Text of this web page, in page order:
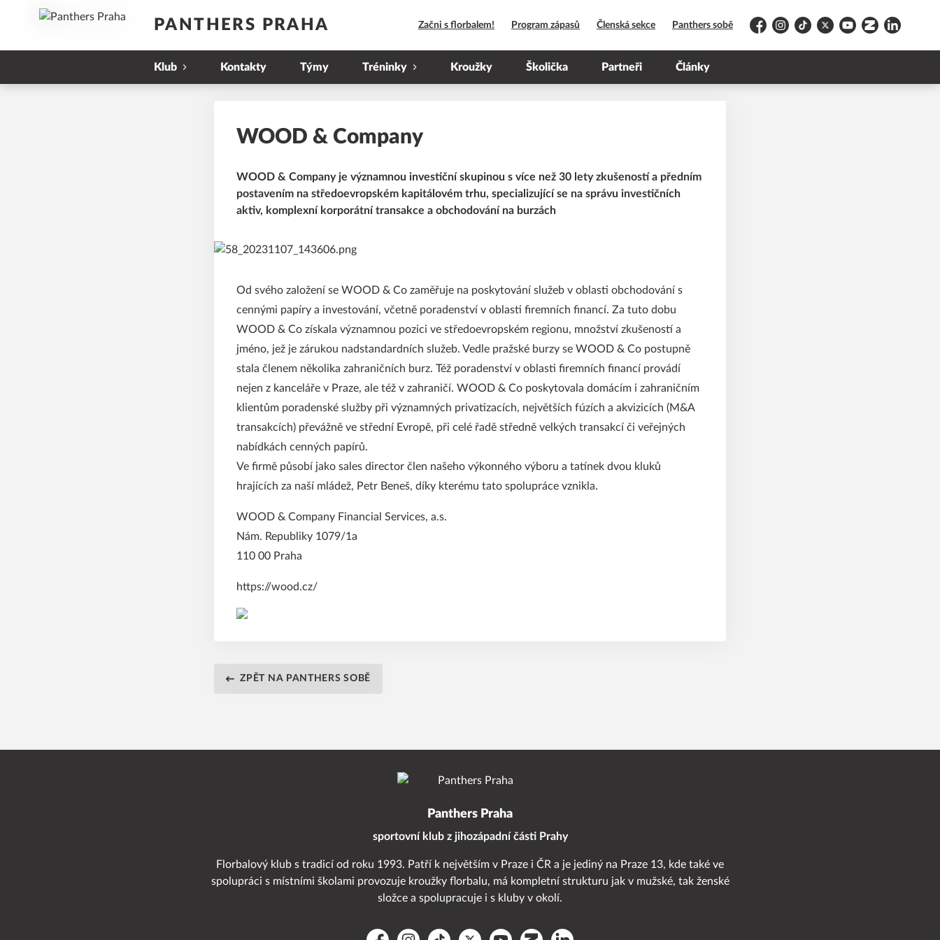
PANTHERS PRAHA Začni s florbalem! Program zápasů Členská sekce Panthers sobě
FacebookInstagram
TikTokPlatform X
YouTubeZoneramaLinkedIn
Klub Kontakty Týmy Tréninky Kroužky Školička Partneři Články
WOOD & Company
WOOD & Company je významnou investiční skupinou s více než 30 lety zkušeností a předním
postavením na středoevropském kapitálovém trhu, specializující se na správu investičních
aktiv, komplexní korporátní transakce a obchodování na burzách
Od svého založení se WOOD & Co zaměřuje na poskytování služeb v oblasti obchodování s
cennými papíry a investování, včetně poradenství v oblasti firemních financí. Za tuto dobu
WOOD & Co získala významnou pozici ve středoevropském regionu, množství zkušeností a
jméno, jež je zárukou nadstandardních služeb. Vedle pražské burzy se WOOD & Co postupně
stala členem několika zahraničních burz. Též poradenství v oblasti firemních financí provádí
nejen z kanceláře v Praze, ale též v zahraničí. WOOD & Co poskytovala domácím i zahraničním
klientům poradenské služby při významných privatizacích, největších fúzích a akvizicích (M&A
transakcích) převážně ve střední Evropě, při celé řadě středně velkých transakcí či veřejných
nabídkách cenných papírů.
Ve firmě působí jako sales director člen našeho výkonného výboru a tatínek dvou kluků
hrajících za naší mládež, Petr Beneš, díky kterému tato spolupráce vznikla.
WOOD & Company Financial Services, a.s.
Nám. Republiky 1079/1a
110 00 Praha
https://wood.cz/
ZPĚT NA PANTHERS SOBĚ
Panthers Praha
sportovní klub z jihozápadní části Prahy
Florbalový klub s tradicí od roku 1993. Patří k největším v Praze i ČR a je jediný na Praze 13, kde také ve
spolupráci s místními školami provozuje kroužky florbalu, má kompletní strukturu jak v mužské, tak ženské
složce a spolupracuje i s kluby v okolí.